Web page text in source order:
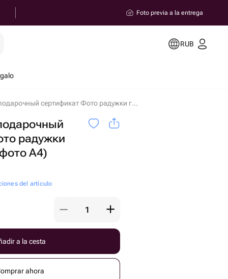
Foto previa a la entrega
RUB
Электронный подарочный сертификат Фото радужки глаза (парное фото А4) en Balashija
радужки
А4)
del artículo
a la cesta
ahora